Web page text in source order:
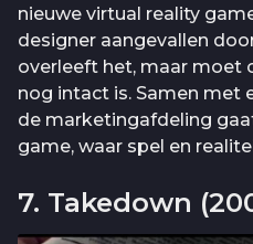
nieuwe virtual reality
designer aangevallen
overleeft het, maar moet
nog intact is. Samen met
de marketingafdeling
game, waar spel en
7. Takedown